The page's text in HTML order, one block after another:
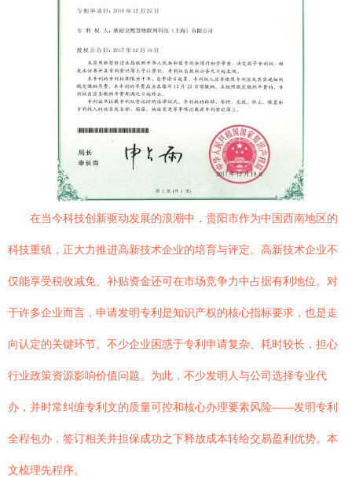
在当今科技创新驱动发展的浪潮中，贵阳市作为中国西南地区的
科技重镇，正大力推进高新技术企业的培育与评定。高新技术企业不
仅能享受税收减免、补贴资金还可在市场竞争力中占据有利地位。对
于许多企业而言，申请发明专利是知识产权的核心指标要求，也是走
向认定的关键环节。不少企业困惑于专利申请复杂、耗时较长，担心
行业政策资源影响价值问题。为此，不少发明人与公司选择专业代
办，并时常纠缠专利文的质量可控和核心办理要素风险——发明专利
全程包办，签订相关并担保成功之下释放成本转给交易盈利优势。本
文梳理先程序。